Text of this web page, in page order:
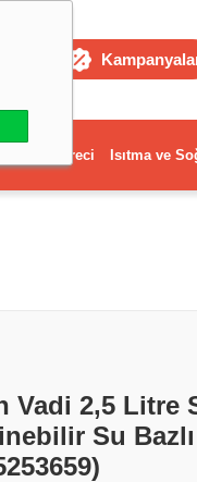
ve Ev Gereci Isıtma ve
Vadi 2,5 Litre
Su